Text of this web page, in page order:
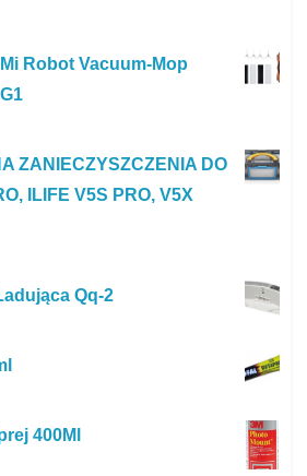
Robot Vacuum-Mop
ZANIECZYSZCZENIA DO
ILIFE V5S PRO, V5X
Qq-2
400Ml